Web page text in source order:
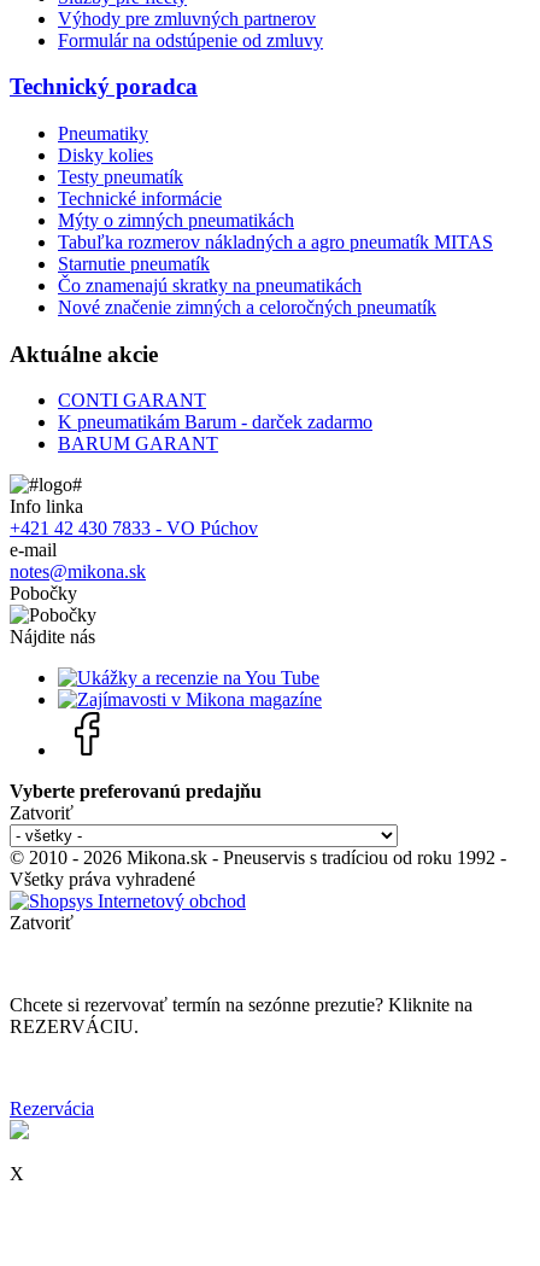
Výhody pre zmluvných partnerov
Formulár na odstúpenie od zmluvy
Technický poradca
Pneumatiky
Disky kolies
Testy pneumatík
Technické informácie
Mýty o zimných pneumatikách
Tabuľka rozmerov nákladných a agro pneumatík MITAS
Starnutie pneumatík
Čo znamenajú skratky na pneumatikách
Nové značenie zimných a celoročných pneumatík
Aktuálne akcie
CONTI GARANT
K pneumatikám Barum - darček zadarmo
BARUM GARANT
Info linka
+421 42 430 7833 - VO Púchov
e-mail
notes@mikona.sk
Pobočky
Nájdite nás
Vyberte preferovanú predajňu
Zatvoriť
© 2010 - 2026 Mikona.sk - Pneuservis s tradíciou od roku 1992 -
Všetky práva vyhradené
Zatvoriť
Chcete si rezervovať termín na sezónne prezutie? Kliknite na
REZERVÁCIU.
Rezervácia
X